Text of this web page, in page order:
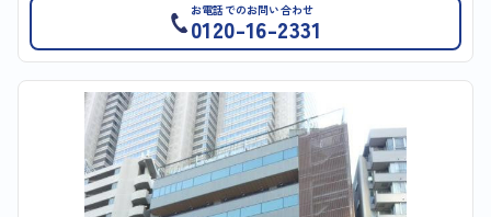
お電話でのお問い合わせ
0120-16-2331